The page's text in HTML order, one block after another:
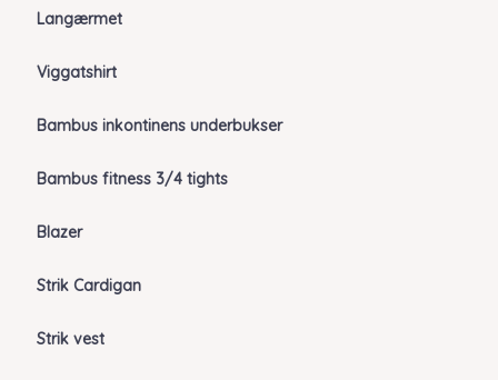
Langærmet
Viggatshirt
Bambus inkontinens underbukser
Bambus fitness 3/4 tights
Blazer
Strik Cardigan
Strik vest